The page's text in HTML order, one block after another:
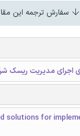
سفارش ترجمه این
اجرای مدیریت ریسک
solutions for